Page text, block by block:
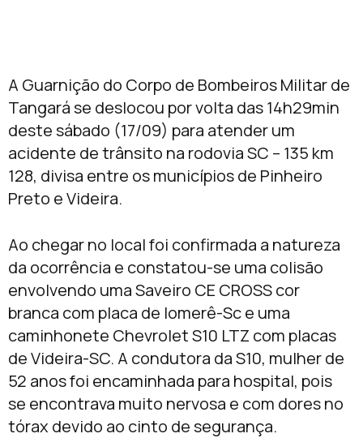
A Guarnição do Corpo de Bombeiros Militar de
Tangará se deslocou por volta das 14h29min
deste sábado (17/09) para atender um
acidente de trânsito na rodovia SC – 135 km
128, divisa entre os municípios de Pinheiro
Preto e Videira.
Ao chegar no local foi confirmada a natureza
da ocorrência e constatou-se uma colisão
envolvendo uma Saveiro CE CROSS cor
branca com placa de Iomerê-Sc e uma
caminhonete Chevrolet S10 LTZ com placas
de Videira-SC. A condutora da S10, mulher de
52 anos foi encaminhada para hospital, pois
se encontrava muito nervosa e com dores no
tórax devido ao cinto de segurança.